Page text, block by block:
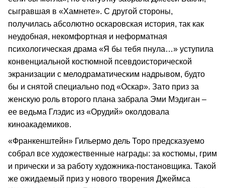
сыгравшая в «Хамнете». С другой стороны,
получилась абсолютно оскаровская история, так как
неудобная, некомфортная и неформатная
психологическая драма «Я бы тебя пнула…» уступила
конвенциальной костюмной псевдоисторической
экранизации с мелодраматическим надрывом, будто
бы и снятой специально под «Оскар». Зато приз за
женскую роль второго плана забрала Эми Мэдиган –
ее ведьма Глэдис из «Орудий» околдовала
киноакадемиков.
«Франкенштейн» Гильермо дель Торо предсказуемо
собрал все художественные награды: за костюмы, грим
и прически и за работу художника-постановщика. Такой
же ожидаемый приз у нового творения Джеймса